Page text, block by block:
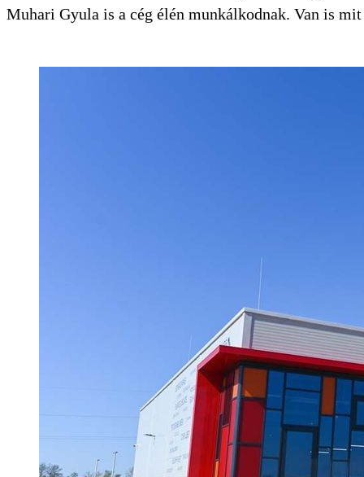
Muhari Gyula is a cég élén munkálkodnak. Van is